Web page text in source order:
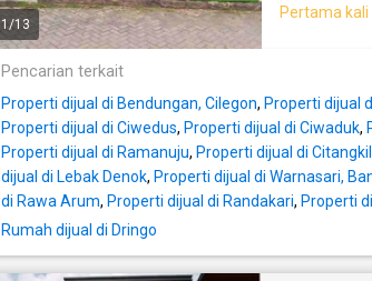
1 /13
Pertama
Pencarian terkait
Properti dijual di Bendungan, Cilegon, Properti dijual
Properti dijual di Ciwedus, Properti dijual di Ciwaduk,
Properti dijual di Ramanuju, Properti dijual di Citangkil
dijual di Lebak Denok, Properti dijual di Warnasari,
di Rawa Arum, Properti dijual di Randakari, Properti
Rumah dijual di Dringo